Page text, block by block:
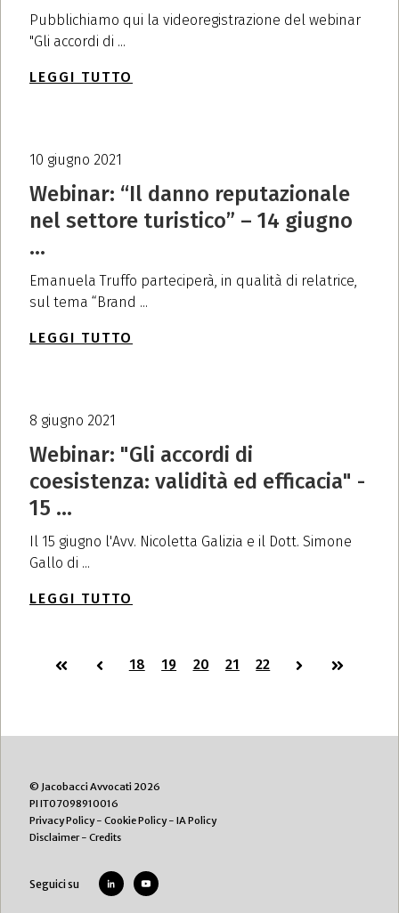
Pubblichiamo qui la videoregistrazione del webinar
"Gli accordi di ...
LEGGI TUTTO
10 giugno 2021
Webinar: “Il danno reputazionale
nel settore turistico” – 14 giugno
...
Emanuela Truffo parteciperà, in qualità di relatrice,
sul tema “Brand ...
LEGGI TUTTO
8 giugno 2021
Webinar: "Gli accordi di
coesistenza: validità ed efficacia" -
15 ...
Il 15 giugno l'Avv. Nicoletta Galizia e il Dott. Simone
Gallo di ...
LEGGI TUTTO
First Prev 18 19 20 21 22 Next Last
© Jacobacci Avvocati 2026
PI IT07098910016
Privacy Policy- Cookie Policy- IA Policy
Disclaimer- Credits
Seguici su